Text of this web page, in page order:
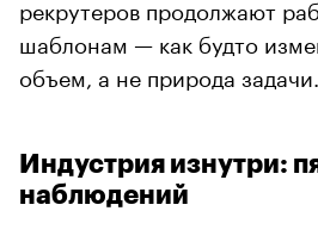
рекрутеров продолжают
шаблонам — как будто
объем, а не природа задачи.
Индустрия изнутри:
наблюдений